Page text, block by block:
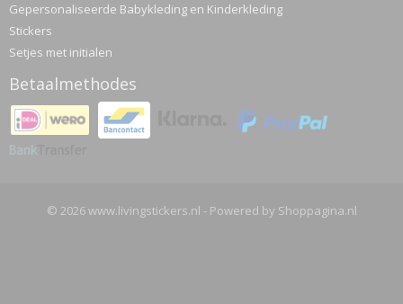
Gepersonaliseerde Babykleding en Kinderkleding
Stickers
Setjes met initialen
Betaalmethodes
© 2026 www.livingstickers.nl - Powered by Shoppagina.nl